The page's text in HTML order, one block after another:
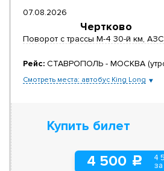
07.08.2026
Чертково
Поворот с трассы М-4 30-й км,
Рейс: СТАВРОПОЛЬ - МОСКВА
Смотреть места: автобус King Long
Купить билет
4 500 c 4
за